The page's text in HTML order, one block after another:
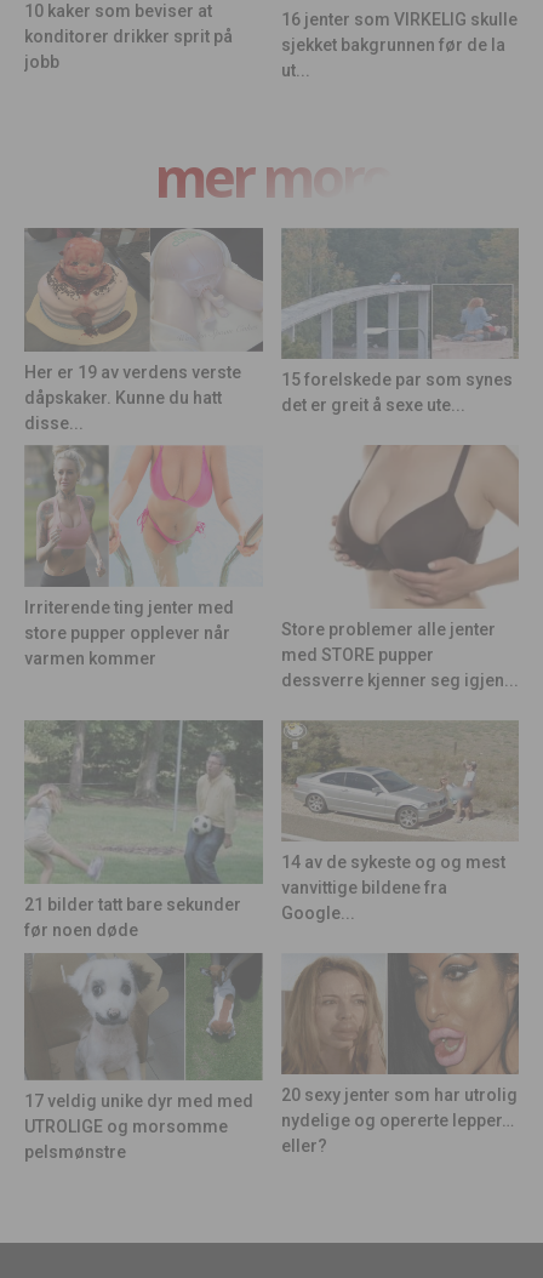
10 kaker som beviser at
konditorer drikker sprit på
jobb
16 jenter som VIRKELIG skulle
sjekket bakgrunnen før de la
ut...
mer moro
Her er 19 av verdens verste
dåpskaker. Kunne du hatt
disse...
15 forelskede par som synes
det er greit å sexe ute...
Irriterende ting jenter med
store pupper opplever når
varmen kommer
Store problemer alle jenter
med STORE pupper
dessverre kjenner seg igjen...
21 bilder tatt bare sekunder
før noen døde
14 av de sykeste og og mest
vanvittige bildene fra
Google...
17 veldig unike dyr med med
UTROLIGE og morsomme
pelsmønstre
20 sexy jenter som har utrolig
nydelige og opererte lepper…
eller?